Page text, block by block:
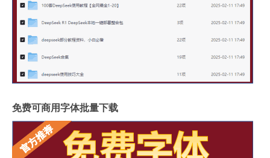
免费可商用字体批量下载